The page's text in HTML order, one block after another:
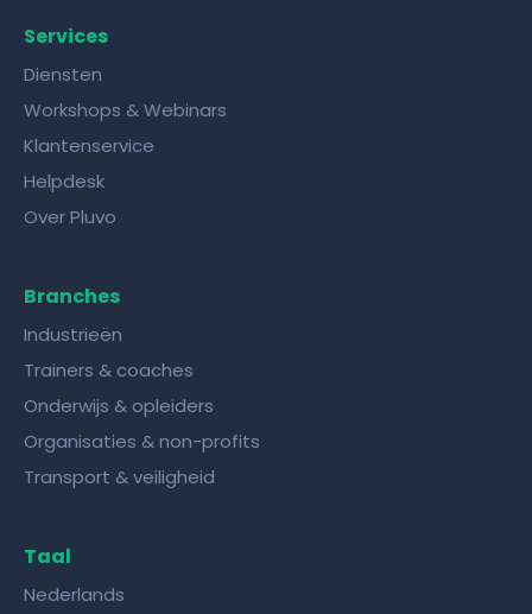
Services
Diensten
Workshops & Webinars
Klantenservice
Helpdesk
Over Pluvo
Branches
Industrieën
Trainers & coaches
Onderwijs & opleiders
Organisaties & non-profits
Transport & veiligheid
Taal
Nederlands